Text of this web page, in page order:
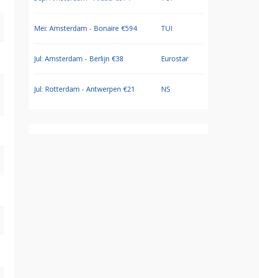
Mei: Amsterdam - Bonaire €594 TUI
Jul: Amsterdam - Berlijn €38 Eurostar
Jul: Rotterdam - Antwerpen €21 NS